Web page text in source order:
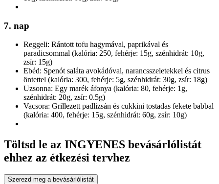
7. nap
Reggeli: Rántott tofu hagymával, paprikával és
paradicsommal (kalória: 250, fehérje: 15g, szénhidrát: 10g,
zsír: 15g)
Ebéd: Spenót saláta avokádóval, narancsszeletekkel és citrus
öntettel (kalória: 300, fehérje: 5g, szénhidrát: 30g, zsír: 18g)
Uzsonna: Egy marék áfonya (kalória: 80, fehérje: 1g,
szénhidrát: 20g, zsír: 0.5g)
Vacsora: Grillezett padlizsán és cukkini tostadas fekete babbal
(kalória: 400, fehérje: 15g, szénhidrát: 60g, zsír: 10g)
Töltsd le az INGYENES bevásárlólistát
ehhez az étkezési tervhez
Szerezd meg a bevásárlólistát